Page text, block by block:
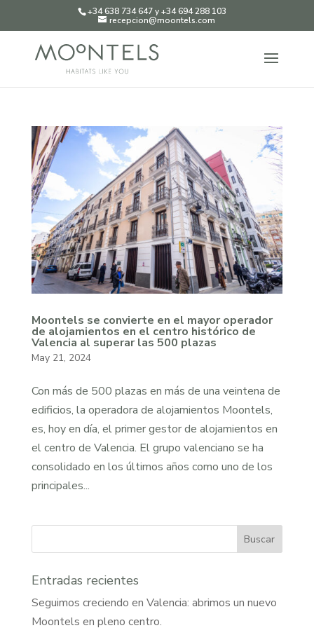
+34 638 734 647 y +34 694 288 103
recepcion@moontels.com
Moontels se convierte en el mayor operador
de alojamientos en el centro histórico de
Valencia al superar las 500 plazas
May 21, 2024
Con más de 500 plazas en más de una veintena de
edificios, la operadora de alojamientos Moontels,
es, hoy en día, el primer gestor de alojamientos en
el centro de Valencia. El grupo valenciano se ha
consolidado en los últimos años como uno de los
principales...
Buscar
Entradas recientes
Seguimos creciendo en Valencia: abrimos un nuevo
Moontels en pleno centro.